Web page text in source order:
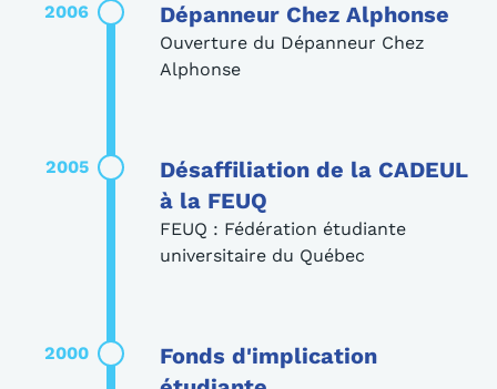
2006 Dépanneur Chez Alphonse
Ouverture du Dépanneur Chez
Alphonse
2005
Désaffiliation de la CADEUL
à la FEUQ
FEUQ : Fédération étudiante
universitaire du Québec
2000
Fonds d'implication